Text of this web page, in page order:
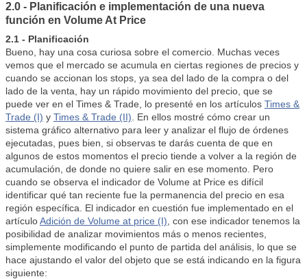
2.0 - Planificación e implementación de una nueva
función en Volume At Price
2.1 - Planificación
Bueno, hay una cosa curiosa sobre el comercio. Muchas veces
vemos que el mercado se acumula en ciertas regiones de precios y
cuando se accionan los stops, ya sea del lado de la compra o del
lado de la venta, hay un rápido movimiento del precio, que se
puede ver en el Times & Trade, lo presenté en los artículos Times &
Trade (I) y Times & Trade (II) . En ellos mostré cómo crear un
sistema gráfico alternativo para leer y analizar el flujo de órdenes
ejecutadas, pues bien, si observas te darás cuenta de que en
algunos de estos momentos el precio tiende a volver a la región de
acumulación, de donde no quiere salir en ese momento. Pero
cuando se observa el indicador de Volume at Price es difícil
identificar qué tan reciente fue la permanencia del precio en esa
región específica. El indicador en cuestión fue implementado en el
artículoAdición de Volume at price (I) , con ese indicador tenemos la
posibilidad de analizar movimientos más o menos recientes,
simplemente modificando el punto de partida del análisis, lo que se
hace ajustando el valor del objeto que se está indicando en la figura
siguiente: